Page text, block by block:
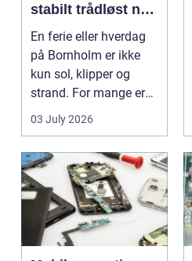
stabilt trådløst net
på klippeøen
En ferie eller hverdag
på Bornholm er ikke
kun sol, klipper og
strand. For mange er
en stabil intern...
03 July 2026